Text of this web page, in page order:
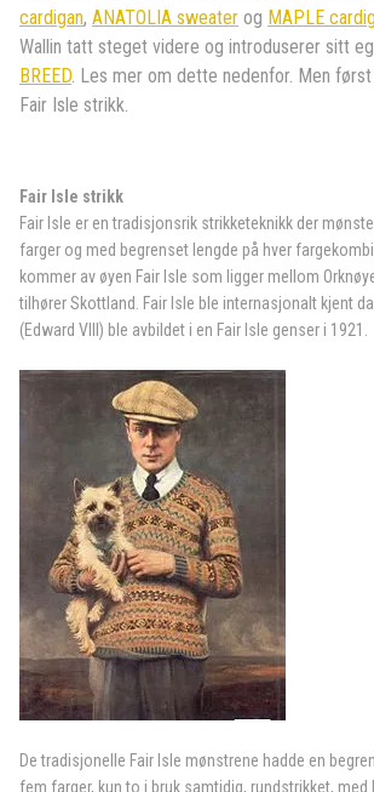
cardigan, ANATOLIA sweater og MAPLE
Wallin tatt steget videre og introduserer sitt
BREED. Les mer om dette nedenfor. Men
Fair Isle strikk.
Fair Isle strikk
Fair Isle er en tradisjonsrik strikketeknikk der
farger og med begrenset lengde på hver
kommer av øyen Fair Isle som ligger mellom
tilhører Skottland. Fair Isle ble internasjonalt kjent
(Edward VIII) ble avbildet i en Fair Isle genser i 1921.
De tradisjonelle Fair Isle mønstrene hadde en
fem farger, kun to i bruk samtidig, rundstrikket, med